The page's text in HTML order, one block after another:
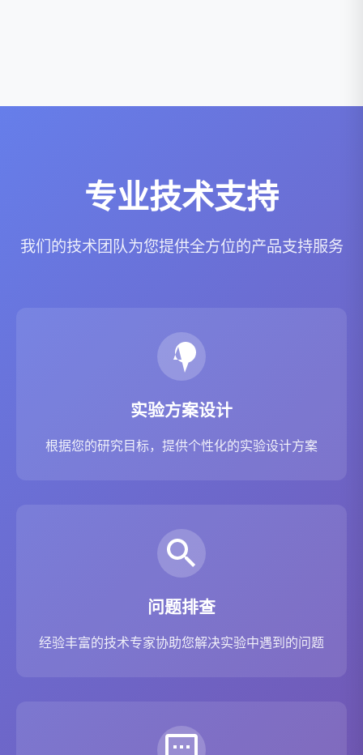
专业技术支持
我们的技术团队为您提供全方位的产品支持服务
实验方案设计
根据您的研究目标，提供个性化的实验设计方案
问题排查
经验丰富的技术专家协助您解决实验中遇到的问题